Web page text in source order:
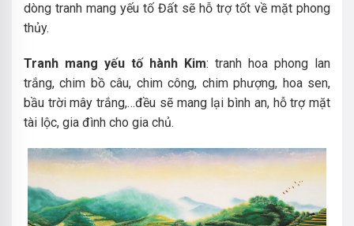
dòng tranh mang yếu tố Đất sẽ hỗ trợ tốt về mặt phong
thủy.
Tranh mang yếu tố hành Kim: tranh hoa phong lan
trắng, chim bồ câu, chim công, chim phượng, hoa sen,
bầu trời mây trắng,…đều sẽ mang lại bình an, hỗ trợ mặt
tài lộc, gia đình cho gia chủ.